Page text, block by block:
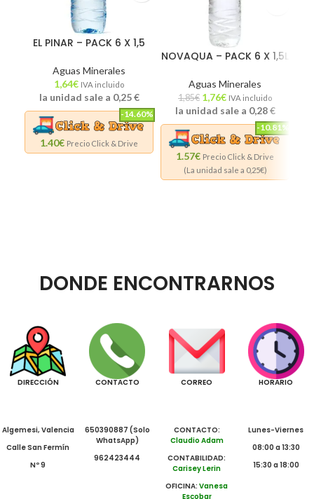
EL PINAR – PACK 6 X 1,5
Aguas Minerales
1,64€ IVA incluido
la unidad sale a 0,25€
-14.60%
1.40€ Precio Click & Drive
NOVAQUA – PACK 6 X 1,5L
Aguas Minerales
1,85€ 1,76€ IVA incluido
la unidad sale a 0,28€
-10.81%
1.57€ Precio Click & Drive
(La unidad sale a 0,25€)
DONDE ENCONTRARNOS
DIRECCIÓN
Algemesi, Valencia
Calle San Fermín
Nº 9
CONTACTO
650390887 (Solo
WhatsApp)
962423444
CORREO
CONTACTO:
Claudio Adam
CONTABILIDAD:
Carisey Lerin
OFICINA:Vanesa
Escobar
HORARIO
Lunes-Viernes
08:00 a 13:30
15:30 a 18:00